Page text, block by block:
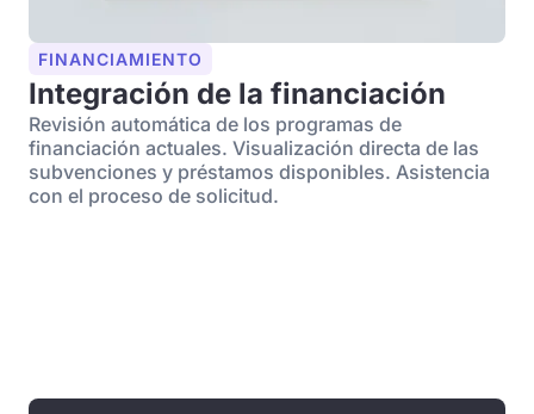
FINANCIAMIENTO
Integración de la financiación
Revisión automática de los programas de
financiación actuales. Visualización directa de las
subvenciones y préstamos disponibles. Asistencia
con el proceso de solicitud.